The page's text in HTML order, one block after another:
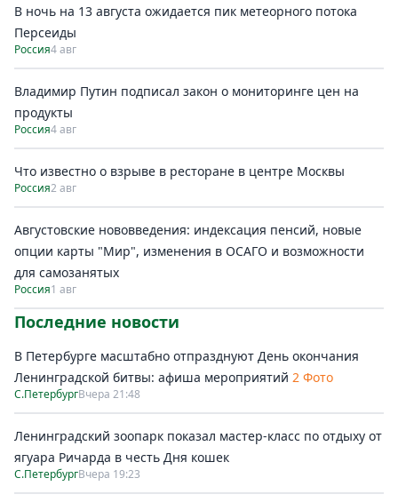
В ночь на 13 августа ожидается пик метеорного потока
Персеиды
Россия4 авг
Владимир Путин подписал закон о мониторинге цен на
продукты
Россия4 авг
Что известно о взрыве в ресторане в центре Москвы
Россия2 авг
Августовские нововведения: индексация пенсий, новые
опции карты "Мир", изменения в ОСАГО и возможности
для самозанятых
Россия1 авг
Последние новости
В Петербурге масштабно отпразднуют День окончания
Ленинградской битвы: афиша мероприятий 2 Фото
С.ПетербургВчера 21:48
Ленинградский зоопарк показал мастер-класс по отдыху от
ягуара Ричарда в честь Дня кошек
С.ПетербургВчера 19:23